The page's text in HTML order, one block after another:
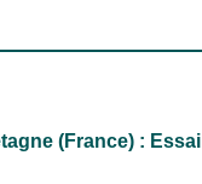
(France) : Essai